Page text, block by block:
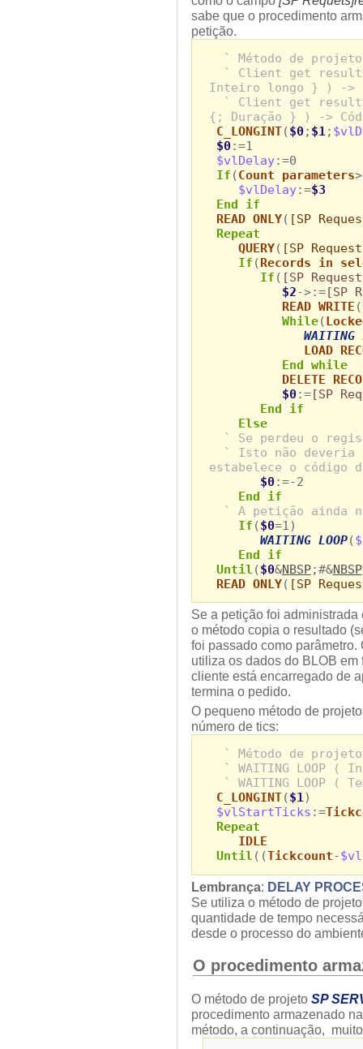
sabe que o procedimento
petição.
` Método de
` Client get
Inteiro longo } ) ->
` Client get result
{; Duração } ) ->
C_LONGINT($0; $1;
$0:=1
$vlDelay:=0
If (Count parameters
$vlDelay:=$3
End if
READ ONLY( [SP
Repeat
QUERY( [SP
If (Records in
If ( [SP
$2->:=[SP
READ WRITE (
While(
WAITING
LOAD
End while
DELETE
$0:=[SP
End if
Else
` Se perdeu o
` Isto não deveria
estabelece o
$0:=-2
End if
` A petição ainda
If ($0=1)
WAITING LOOP(
End if
Until ($0&NBSP;#&NBSP
READ ONLY( [SP
Se a petição foi
o método copia o resultado
foi passado como
utiliza os dados do BLOB
cliente está encarregado de
termina o pedido.
O pequeno método de
número de tics:
` Método de projeto
` WAITING LOOP (
` WAITING LOOP (
C_LONGINT($1)
$vlStartTicks :=
Repeat
IDLE
Until ((Tickcount-
Lembrança: DELAY
Se utiliza o método de
quantidade de tempo
desde o processo do
O procedimento
O método de projeto SP
procedimento armazenado
método, a continuação,